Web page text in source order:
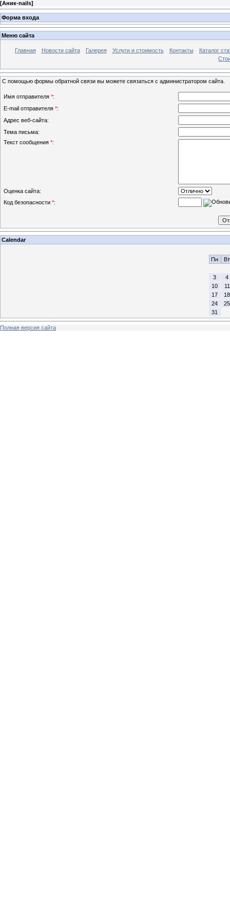
[Аник-nails]
Форма входа
Меню сайта
Главная Новости сайта Галерея Услуги и стоимость Контакты
Каталог
С помощью формы обратной связи вы можете связаться с администратором сайта.
Имя отправителя *:
E-mail отправителя *:
Адрес веб-сайта:
Тема письма:
Текст сообщения *:
Оценка сайта:
Код безопасности *:
Calendar
Пн
Вт
3
4
10
11
17
18
24
25
31
Полная версия сайта